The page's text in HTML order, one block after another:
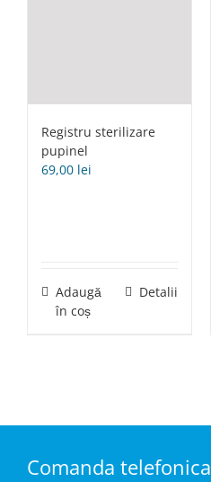
Registru sterilizare
pupinel
69,00 lei
Adaugă
în coș
Detalii
Comanda telefonica